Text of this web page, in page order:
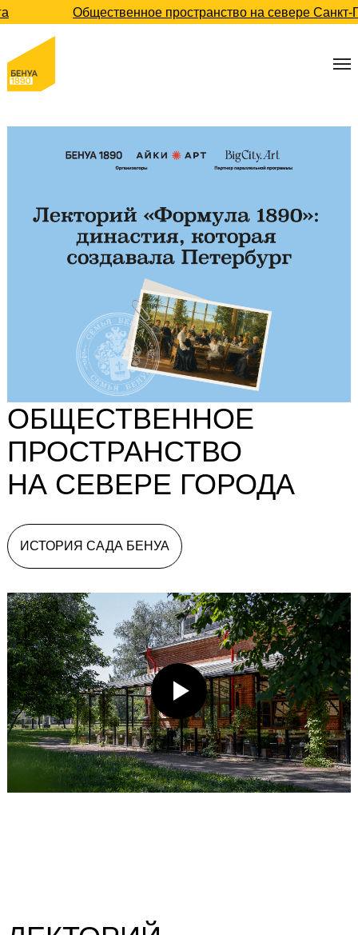
Общественное пространство на севере
ОБЩЕСТВЕННОЕ
ПРОСТРАНСТВО
НА СЕВЕРЕ ГОРОДА
ИСТОРИЯ САДА БЕНУА